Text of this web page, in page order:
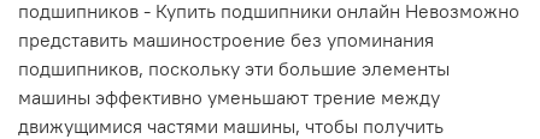
подшипников - Купить подшипники онлайн Невозможно
представить машиностроение без упоминания
подшипников, поскольку эти большие элементы
машины эффективно уменьшают трение между
движущимися частями машины, чтобы получить